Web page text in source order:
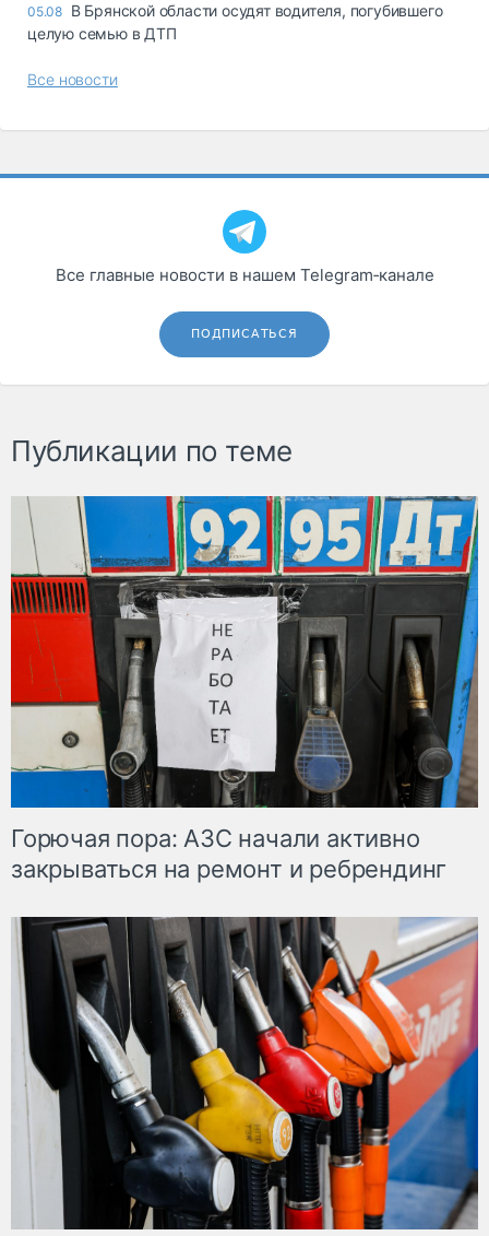
05.08 В Брянской области осудят водителя, погубившего
целую семью в ДТП
Все новости
Все главные новости в нашем Telegram‑канале
ПОДПИСАТЬСЯ
Публикации по теме
Горючая пора: АЗС начали активно
закрываться на ремонт и ребрендинг